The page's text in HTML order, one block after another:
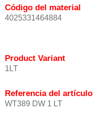
Código del material
4025331464884
Product Variant
1LT
Referencia del artículo
WT389 DW 1 LT